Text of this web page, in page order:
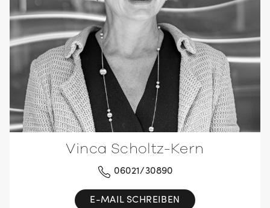
Vinca Scholtz-Kern
06021/30890
E-MAIL SCHREIBEN